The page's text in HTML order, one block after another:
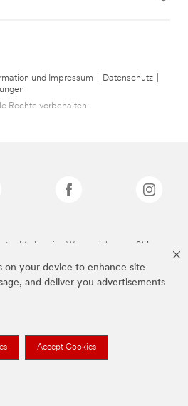
on your device to enhance site
and deliver you advertisements
Accept Cookies
und Impressum Datenschutz
Rechte vorbehalten..
Marken sind Warenzeichen von 3M.